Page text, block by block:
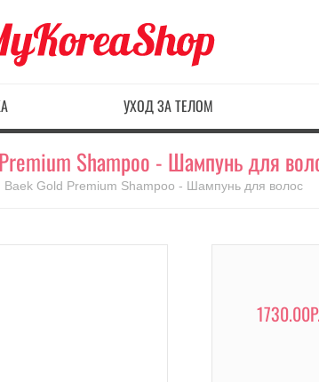
УХОД ЗА ТЕЛОМ
Shampoo - Шампунь для
Baek Gold Premium Shampoo - Шампунь для волос
1730.00Р.